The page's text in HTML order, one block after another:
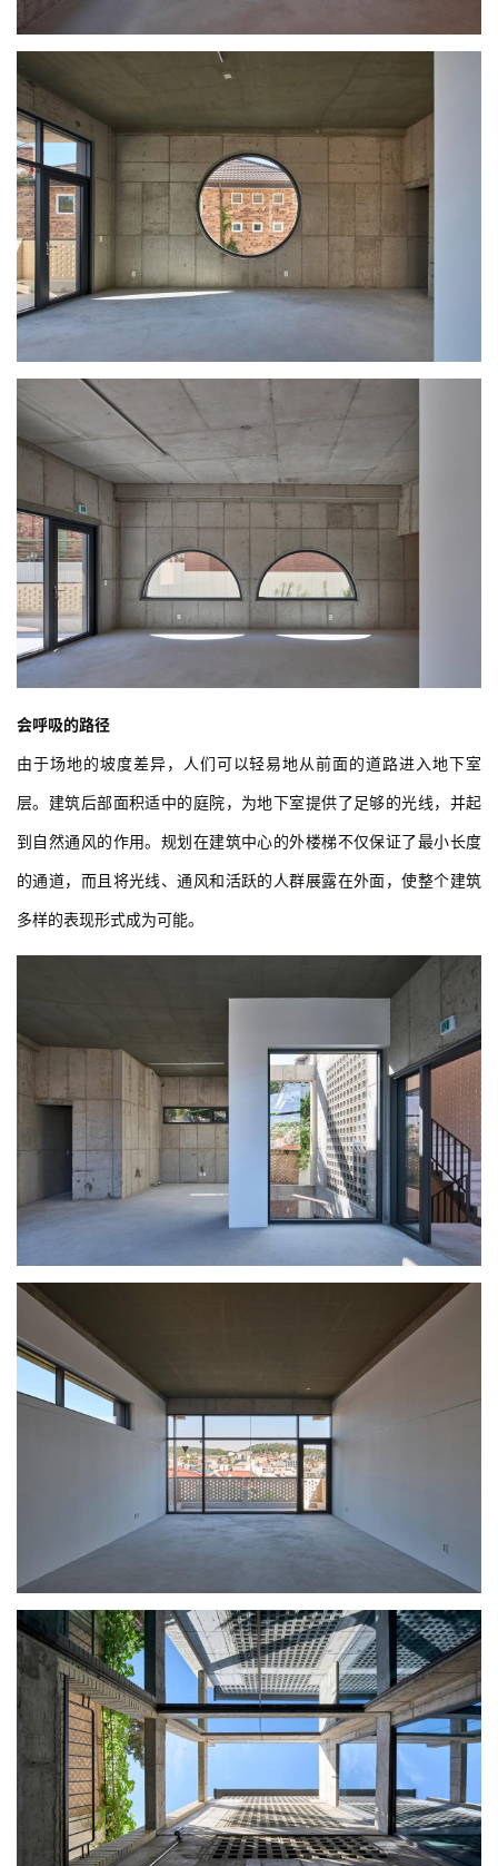
会呼吸的路径
由于场地的坡度差异，人们可以轻易地从前面的道路进入地下室
层。建筑后部面积适中的庭院，为地下室提供了足够的光线，并起
到自然通风的作用。规划在建筑中心的外楼梯不仅保证了最小长度
的通道，而且将光线、通风和活跃的人群展露在外面，使整个建筑
多样的表现形式成为可能。